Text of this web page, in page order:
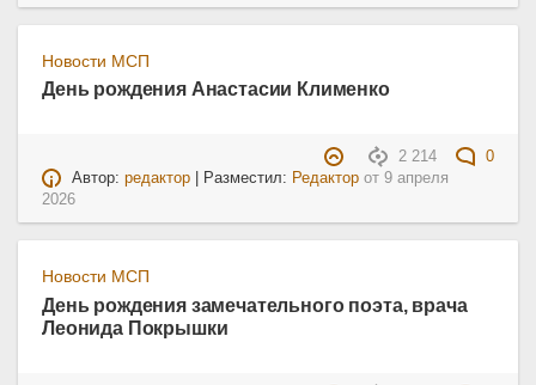
Новости МСП
День рождения Анастасии Клименко
2 214
0
Автор:редактор | Разместил: Редактор от9 апреля
2026
Новости МСП
День рождения замечательного поэта, врача
Леонида Покрышки